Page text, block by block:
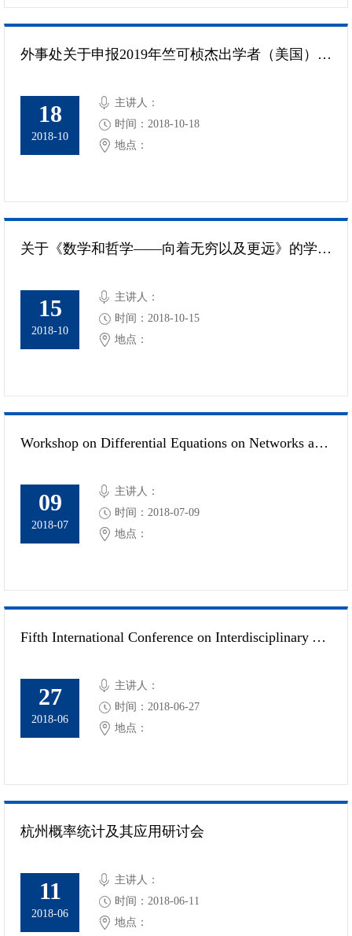
外事处关于申报2019年竺可桢杰出学者（美国）系列讲座的通知
18
2018-10
主讲人：
时间：2018-10-18
地点：
关于《数学和哲学――向着无穷以及更远》的学术讲座的通知
15
2018-10
主讲人：
时间：2018-10-15
地点：
Workshop on Differential Equations on Networks and Related Problems
09
2018-07
主讲人：
时间：2018-07-09
地点：
Fifth International Conference on Interdisciplinary Applied and Computational Mathematics
27
2018-06
主讲人：
时间：2018-06-27
地点：
杭州概率统计及其应用研讨会
11
2018-06
主讲人：
时间：2018-06-11
地点：